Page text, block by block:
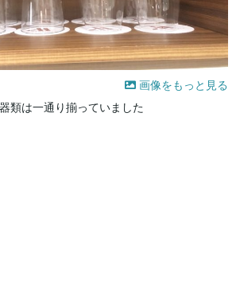
画像をもっと見る
類は一通り揃っていました